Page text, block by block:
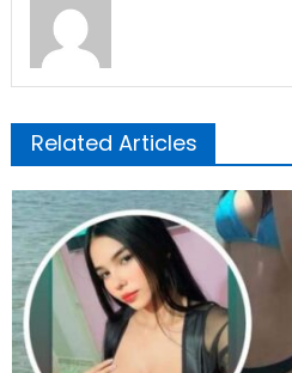
Related Articles